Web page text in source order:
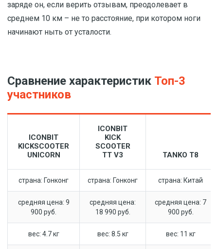
заряде он, если верить отзывам, преодолевает в
среднем 10 км – не то расстояние, при котором ноги
начинают ныть от усталости.
Сравнение характеристик Топ-3
участников
ICONBIT
KICKSCOOTER
UNICORN
ICONBIT
KICK
SCOOTER
TT V3
TANKO T8
страна: Гонконг страна: Гонконг страна: Китай
средняя цена: 9
900 руб.
средняя цена:
18 990 руб.
средняя цена: 7
900 руб.
вес: 4.7 кг вес: 8.5 кг вес: 11 кг